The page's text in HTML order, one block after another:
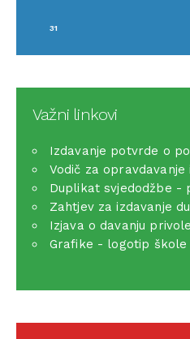
31
Važni linkovi
Izdavanje potvrde o
Vodič za opravdavanje
Duplikat svjedodžbe -
Zahtjev za izdavanje
Izjava o davanju privole
Grafike - logotip škole